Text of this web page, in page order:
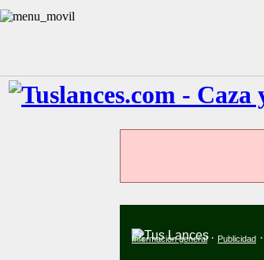
Información general· Publicidad ·